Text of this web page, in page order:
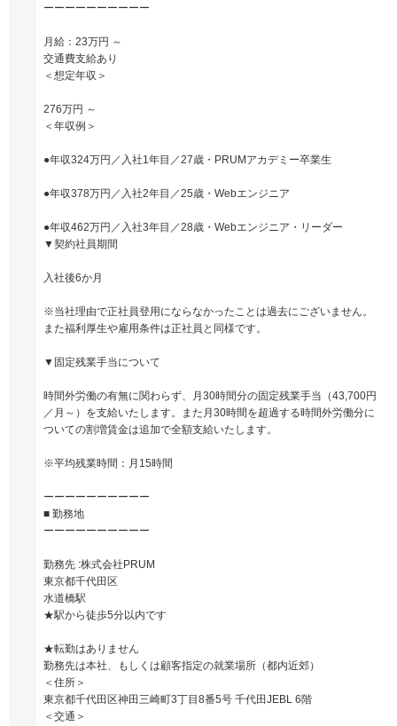
ーーーーーーーーーー
月給：23万円 ～
交通費支給あり
＜想定年収＞
276万円 ～
＜年収例＞
●年収324万円／入社1年目／27歳・PRUMアカデミー卒業生
●年収378万円／入社2年目／25歳・Webエンジニア
●年収462万円／入社3年目／28歳・Webエンジニア・リーダー
▼契約社員期間
入社後6か月
※当社理由で正社員登用にならなかったことは過去にございません。
また福利厚生や雇用条件は正社員と同様です。
▼固定残業手当について
時間外労働の有無に関わらず、月30時間分の固定残業手当（43,700円
／月～）を支給いたします。また月30時間を超過する時間外労働分に
ついての割増賃金は追加で全額支給いたします。
※平均残業時間：月15時間
ーーーーーーーーーー
■ 勤務地
ーーーーーーーーーー
勤務先 :株式会社PRUM
東京都千代田区
水道橋駅
★駅から徒歩5分以内です
★転勤はありません
勤務先は本社、もしくは顧客指定の就業場所（都内近郊）
＜住所＞
東京都千代田区神田三崎町3丁目8番5号 千代田JEBL 6階
＜交通＞